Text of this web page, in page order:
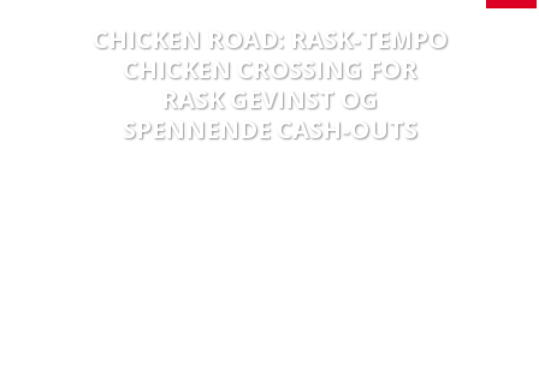
CHICKEN ROAD: RASK‑TEMPO
CHICKEN CROSSING FOR
RASK GEVINST OG
SPENNENDE CASH‑OUTS